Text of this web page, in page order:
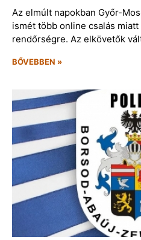
Az elmúlt napokban Győr-
ismét több online csalás
rendőrségre. Az elkövetők
BŐVEBBEN »